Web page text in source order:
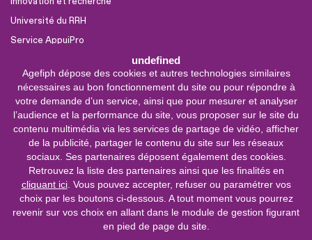
undefined
Agefiph dépose des cookies et autres technologies similaires
nécessaires au bon fonctionnement du site ou pour répondre à
votre demande d’un service, ainsi que pour mesurer et analyser
l’audience et la performance du site, vous proposer sur le site du
contenu multimédia via les services de partage de vidéo, afficher
de la publicité, partager le contenu du site sur les réseaux
sociaux. Ses partenaires déposent également des cookies.
Retrouvez la liste des partenaires ainsi que les finalités en
cliquant ici. Vous pouvez accepter, refuser ou paramétrer vos
choix par les boutons ci-dessous. A tout moment vous pourrez
revenir sur vos choix en allant dans le module de gestion figurant
en pied de page du site.
Université du RRH
Service AppuiPro
Nous suivre
Youtube
Linkedin
Facebook
0 800 11 10 09
Service &
appel gratuits